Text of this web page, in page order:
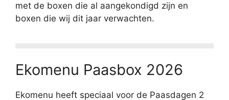
met de boxen die al aangekondigd zijn en
boxen die wij dit jaar verwachten.
Ekomenu Paasbox 2026
Ekomenu heeft speciaal voor de Paasdagen 2